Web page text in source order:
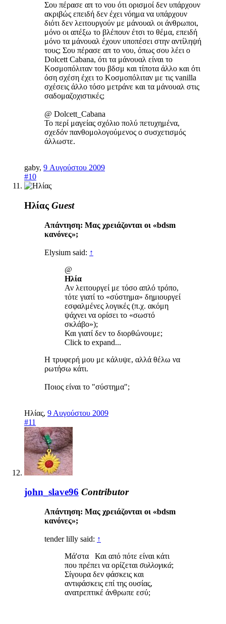
Σου πέρασε απ το νου ότι ορισμοί δεν υπάρχουν
ακριβώς επειδή δεν έχει νόημα να υπάρχουν
διότι δεν λειτουργούν με μάνουαλ οι άνθρωποι,
μόνο οι απέξω το βλέπουν έτσι το θέμα, επειδή
μόνο τα μάνουαλ έχουν υποπέσει στην αντίληψή
τους; Σου πέρασε απ το νου, όπως σου λέει ο
Dolcett Cabana, ότι τα μάνουαλ είναι το
Κοσμοπόλιταν του βδσμ και τίποτα άλλο και ότι
όση σχέση έχει το Κοσμοπόλιταν με τις vanilla
σχέσεις άλλο τόσο μετράνε και τα μάνουαλ στις
σαδομαζοχιστικές;
@ Dolcett_Cabana
Το περί μαγείας σχόλιο πολύ πετυχημένα,
σχεδόν πανθομολογούμενος ο συσχετισμός
άλλωστε.
gaby, 9 Αυγούστου 2009
#10
Ηλίας Guest
Απάντηση: Μας χρειάζονται οι «bdsm
κανόνες»;
Elysium said: ↑
@
Ηλία
Αν λειτουργεί με τόσο απλό τρόπο,
τότε γιατί το «σύστημα» δημιουργεί
εσφαλμένες λογικές (π.χ. ακόμη
ψάχνει να ορίσει το «σωστό
σκλάβο»);
Και γιατί δεν το διορθώνουμε;
Click to expand...
Η τρυφερή μου με κάλυψε, αλλά θέλω να
ρωτήσω κάτι.
Ποιος είναι το "σύστημα";
Ηλίας, 9 Αυγούστου 2009
#11
john_slave96 Contributor
Απάντηση: Μας χρειάζονται οι «bdsm
κανόνες»;
tender lilly said: ↑
Μά'στα Και από πότε είναι κάτι
που πρέπει να ορίζεται συλλογικά;
Σίγουρα δεν φάσκεις και
αντιφάσκεις επί της ουσίας,
ανατρεπτικέ άνθρωπε εσύ;